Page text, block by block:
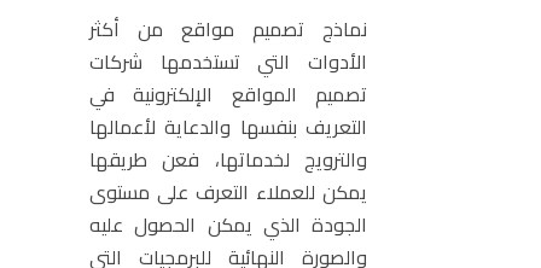
نماذج تصميم مواقع من أكثر
الأدوات التي تستخدمها شركات
تصميم المواقع الإلكترونية في
التعريف بنفسها والدعاية لأعمالها
والترويج لخدماتها، فعن طريقها
يمكن للعملاء التعرف على مستوى
الجودة الذي يمكن الحصول عليه
والصورة النهائية للبرمجيات التي